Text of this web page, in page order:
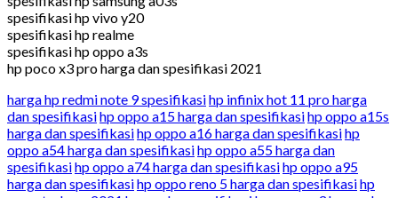
spesifikasi hp vivo y20
spesifikasi hp realme
spesifikasi hp oppo a3s
hp poco x3 pro harga dan spesifikasi 2021
harga hp redmi note 9 spesifikasihp infinix hot 11 pro harga
dan spesifikasihp oppo a15 harga dan spesifikasihp oppo a15s
harga dan spesifikasihp oppo a16 harga dan spesifikasihp
oppo a54 harga dan spesifikasihp oppo a55 harga dan
spesifikasihp oppo a74 harga dan spesifikasihp oppo a95
harga dan spesifikasihp oppo reno 5 harga dan spesifikasihp